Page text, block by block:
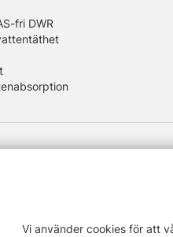
fri DWR
Vi använder cookies för att